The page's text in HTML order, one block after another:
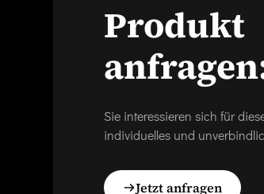
Produkt
Sie interessieren sich für
individuelles und
Jetzt anfragen